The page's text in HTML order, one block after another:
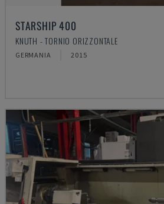
STARSHIP 400
KNUTH - TORNIO ORIZZONTALE
GERMANIA 2015